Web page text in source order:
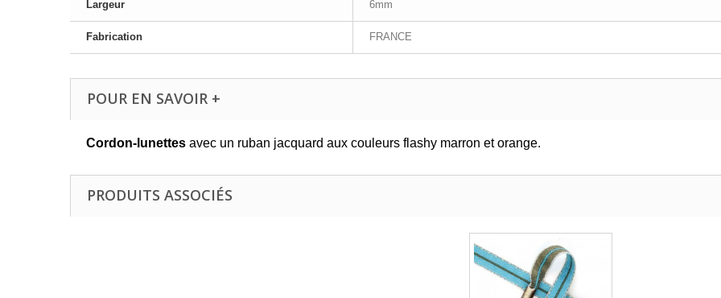
Largeur 6mm
Fabrication FRANCE
POUR EN SAVOIR +
Cordon-lunettes avec un ruban jacquard aux couleurs flashy marron et orange.
PRODUITS ASSOCIÉS